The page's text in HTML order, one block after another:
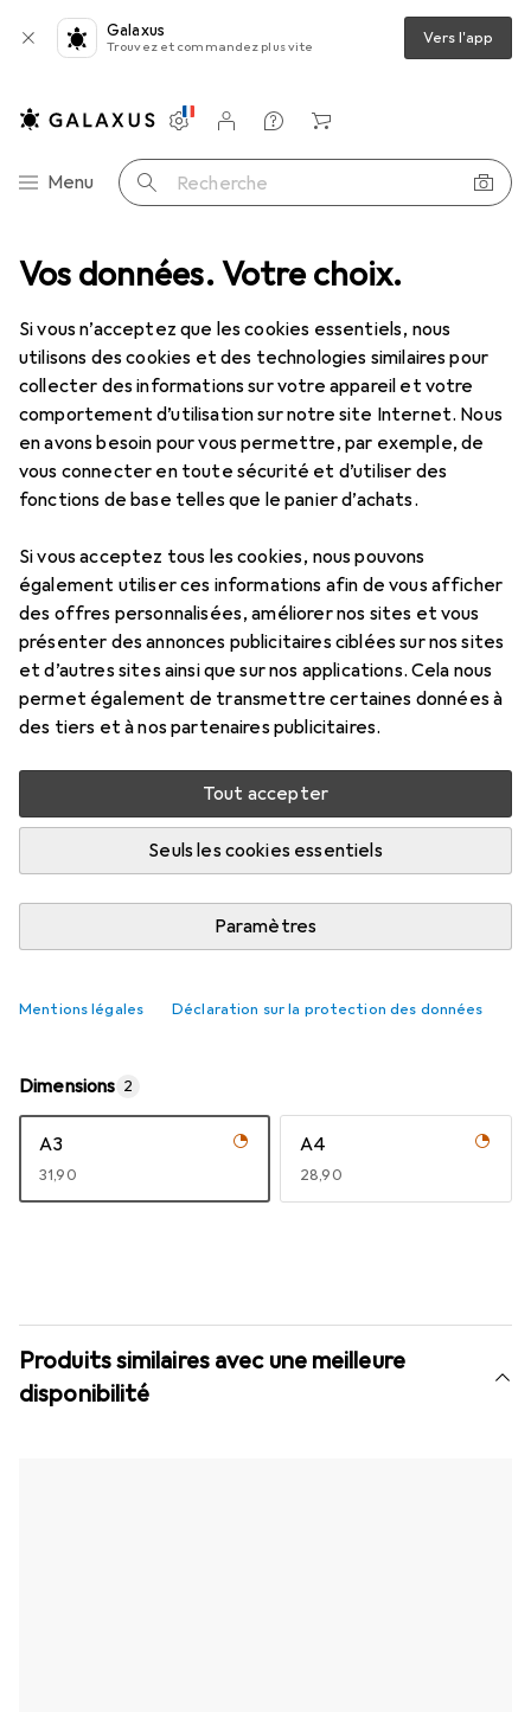
Vos données. Votre choix.
Si vous n’acceptez que les cookies essentiels, nous
utilisons des cookies et des technologies similaires pour
collecter des informations sur votre appareil et votre
comportement d’utilisation sur notre site Internet. Nous
en avons besoin pour vous permettre, par exemple, de
vous connecter en toute sécurité et d’utiliser des
fonctions de base telles que le panier d’achats.
Si vous acceptez tous les cookies, nous pouvons
également utiliser ces informations afin de vous afficher
des offres personnalisées, améliorer nos sites et vous
présenter des annonces publicitaires ciblées sur nos sites
et d’autres sites ainsi que sur nos applications. Cela nous
permet également de transmettre certaines données à
des tiers et à nos partenaires publicitaires.
Tout accepter
Seuls les cookies essentiels
Paramètres
Mentions légales Déclaration sur la protection des données
Galaxus
Trouvez et commandez plus vite Vers l'app
Navigation par catégorie
Menu Recherche
Paramètres
Compte client
Listes de comparaison
Listes d'envies
Panier
Imprimer Papier Papier Antalis impact sur l'image
5 images
Antalis impact sur l'image
A3, 500 feuilles, 80 g/m²
EUR
31,90
20
Évaluations
Livré entre sam, 12/9 et ven, 25/9
M'informer si le produit est disponible plus tôt
Ajouter au panier
Livraison gratuite à partir de 39,–
Dimensions 2
A3
EUR
31,90
A4
EUR
28,90
Produits similaires avec une meilleure
disponibilité